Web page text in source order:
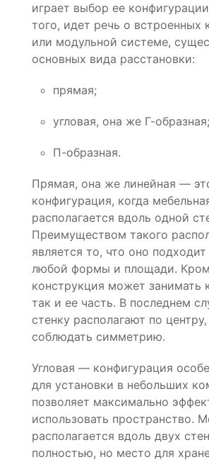
играет выбор ее
того, идет речь о встроенных
или модульной системе,
основных вида расстановки:
прямая;
угловая, она же Г-образная;
П-образная.
Прямая, она же линейная —
конфигурация, когда
располагается вдоль одной
Преимуществом такого
является то, что оно
любой формы и площади.
конструкция может занимать
так и ее часть. В последнем
стенку располагают по
соблюдать симметрию.
Угловая — конфигурация
для установки в небольших
позволяет максимально
использовать пространство.
располагается вдоль двух
полностью, но место для